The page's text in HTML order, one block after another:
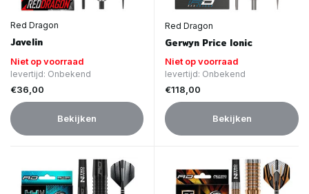
Red Dragon
Javelin
Niet op voorraad
levertijd: Onbekend
€36,00
Bekijken
Red Dragon
Gerwyn Price Ionic
Niet op voorraad
levertijd: Onbekend
€118,00
Bekijken